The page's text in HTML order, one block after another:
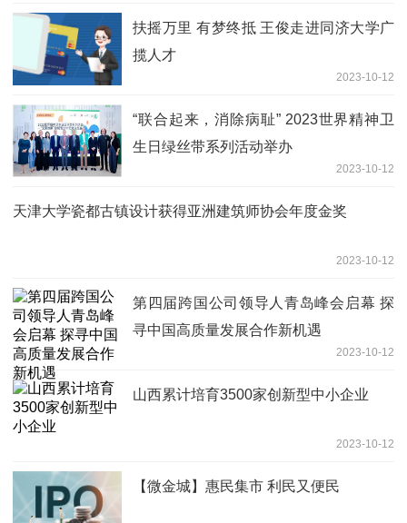
扶摇万里 有梦终抵 王俊走进同济大学广
揽人才
2023-10-12
“联合起来，消除病耻” 2023世界精神卫
生日绿丝带系列活动举办
2023-10-12
天津大学瓷都古镇设计获得亚洲建筑师协会年度金奖
2023-10-12
第四届跨国公司领导人青岛峰会启幕 探
寻中国高质量发展合作新机遇
2023-10-12
山西累计培育3500家创新型中小企业
2023-10-12
【微金城】惠民集市 利民又便民